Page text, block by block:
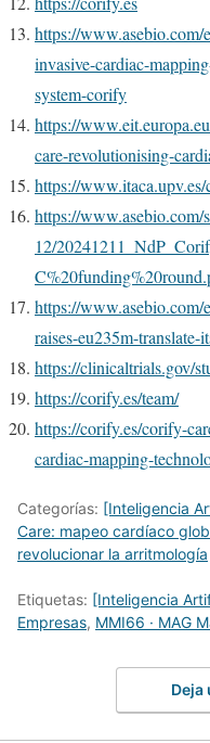
https://www.asebio.com/
invasive-cardiac-
system-corify
https://
care-revolutionising-
https://
https://www.asebio.com/
12/
https://www.asebio.com/
raises-eu235m-
https://clinicaltrials.gov/
https://corify.es/team/
https://corify.es/corify-
cardiac-mapping-
Categorías: [Inteligencia
Care: mapeo cardíaco
revolucionar la arritmología
Etiquetas: [Inteligencia
Empresas, MMI66 · MAG
Deja